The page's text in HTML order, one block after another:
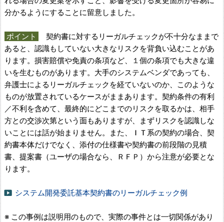
分かるようにすることに留意しました。
ポイント
契約書に対するリーガルチェックが不十分なままで
あると、認識もしていない大きなリスクを背負い込むことがあ
ります。損害賠償や免責の条項など、１個の条項でも大きな違
いを生むものがあります。大手のシステムベンダであっても、
弁護士によるリーガルチェックを経ていないのか、このような
ものが放置されているケースがままあります。契約条件の有利
／不利を含めて、最終的にどこまでのリスクを取るかは、相手
方との交渉次第という面もありますが、まずリスクを認識しな
いことには話が始まりません。また、ＩＴ系の契約の場合、契
約書本体だけでなく、添付の仕様書や契約書の前段階の見積
書、提案書（ユーザの場合なら、ＲＦＰ）から注意が必要とな
ります。
smart_display システム開発委託基本契約書のリーガルチェック例
※ この事例は説明用のもので、実際の事件とは一切関係があり